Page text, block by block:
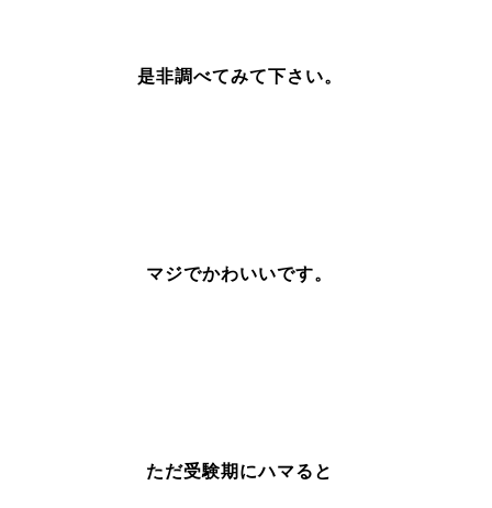
是非調べてみて下さい。
マジでかわいいです。
ただ受験期にハマると